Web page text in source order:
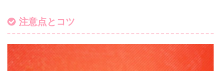
注意点とコツ